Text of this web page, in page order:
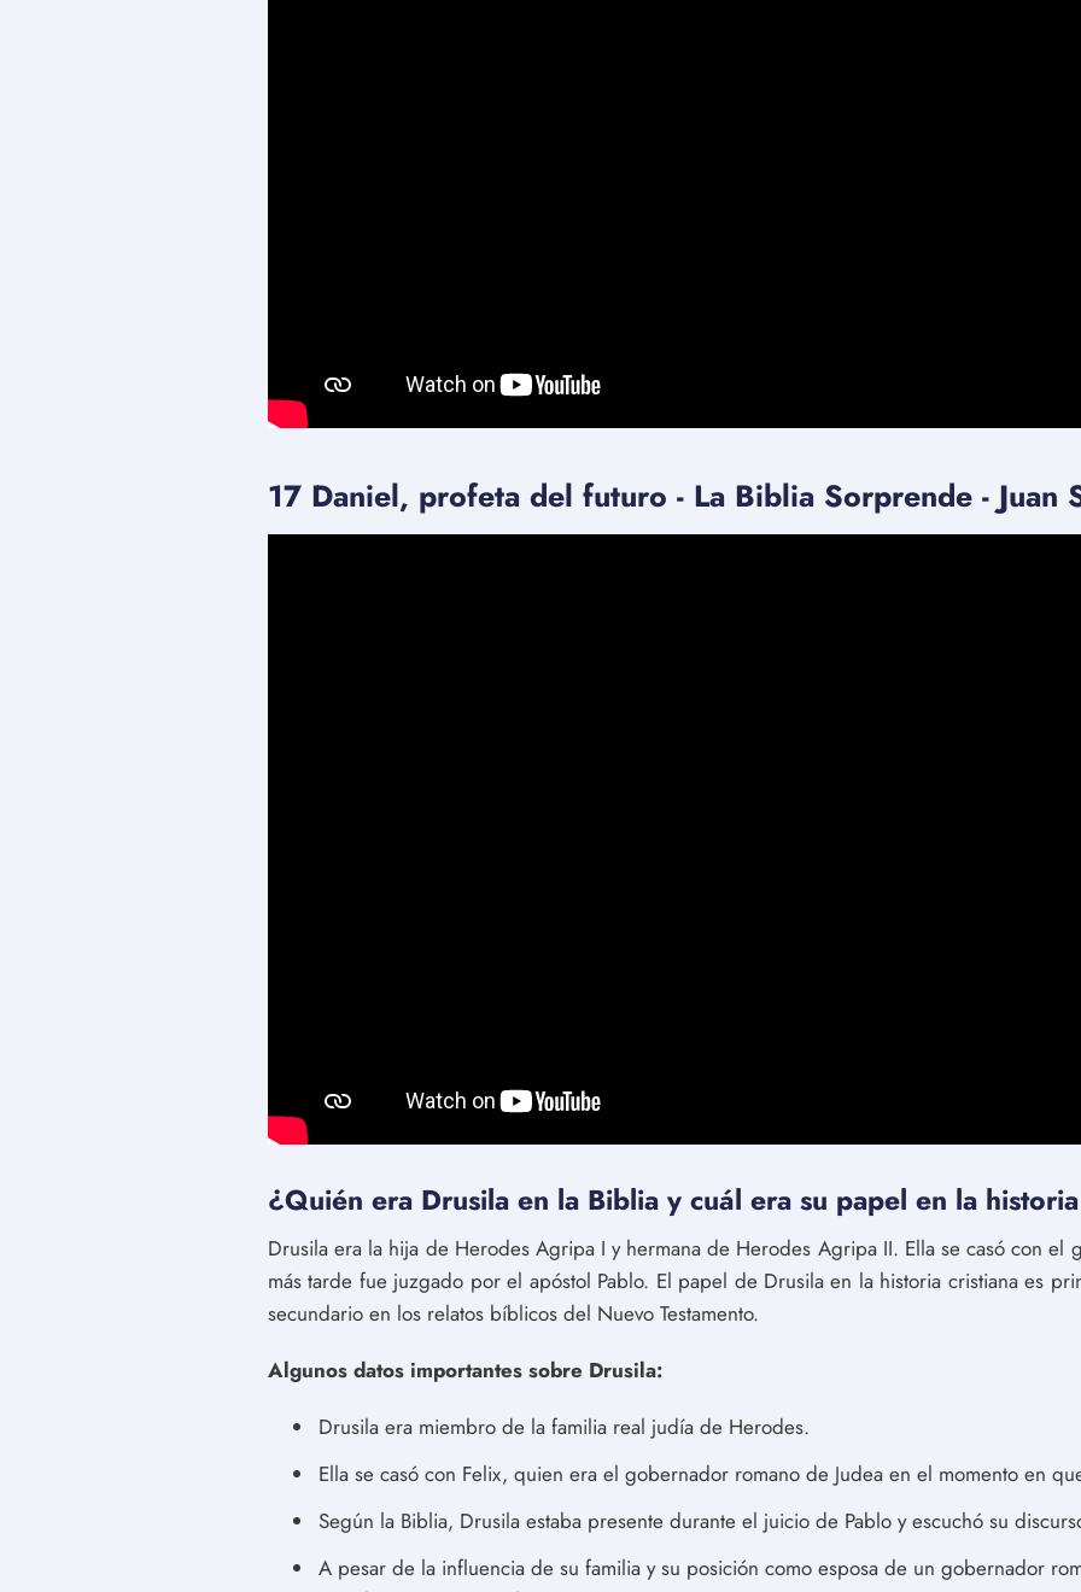
17 Daniel, profeta del futuro - La Biblia Sorprende - Juan
¿Quién era Drusila en la Biblia y cuál era su papel en la
Drusila era la hija de Herodes Agripa I y hermana de Herodes Agripa II. Ella se casó con el
más tarde fue juzgado por el apóstol Pablo. El papel de Drusila en la historia cristiana es
secundario en los relatos bíblicos del Nuevo Testamento.
Algunos datos importantes sobre Drusila:
Drusila era miembro de la familia real judía de Herodes.
Ella se casó con Felix, quien era el gobernador romano de Judea en el momento en
Según la Biblia, Drusila estaba presente durante el juicio de Pablo y escuchó su
A pesar de la influencia de su familia y su posición como esposa de un gobernador